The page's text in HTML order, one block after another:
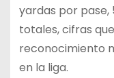
yardas por pase,
totales, cifras
reconocimiento
en la liga.